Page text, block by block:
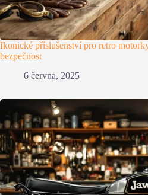
Ikonické příslušenství pro retro
bezpečnost
6 června, 2025